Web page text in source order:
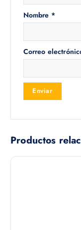
Nombre *
Correo
Productos